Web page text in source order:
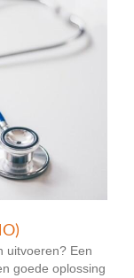
uitvoeren? Een
goede oplossing